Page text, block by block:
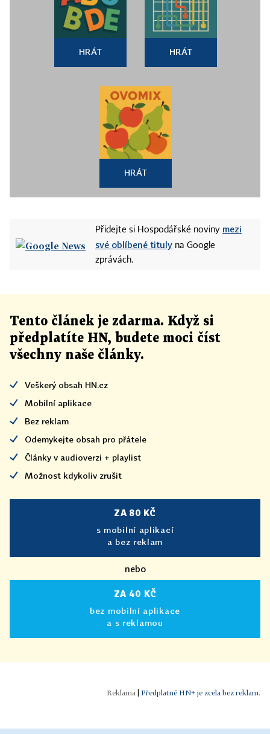
HRÁT HRÁT
HRÁT
Přidejte si Hospodářské noviny mezi
své oblíbené tituly na Google
zprávách.
Tento článek je zdarma. Když si
předplatíte HN, budete moci číst
všechny naše články.
Veškerý obsah HN.cz
Mobilní aplikace
Bez reklam
Odemykejte obsah pro přátele
Články v audioverzi + playlist
Možnost kdykoliv zrušit
ZA 80 KČ
s mobilní aplikací
a bez reklam
nebo
ZA 40 KČ
bez mobilní aplikace
a s reklamou
Předplatné HN+ je zcela bez reklam.